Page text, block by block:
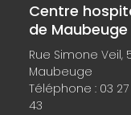
Centre
de Maubeuge
Rue Simone Veil,
Maubeuge
Téléphone : 03
43